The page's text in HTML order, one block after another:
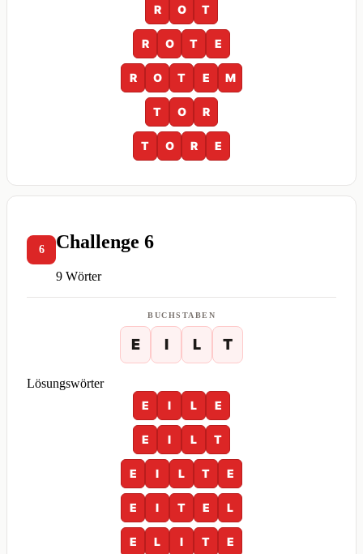
R O T
R O T E
R O T E M
T O R
T O R E
6 Challenge 6
9 Wörter
BUCHSTABEN
E I L T
Lösungswörter
E
I L E
E I L T
E I L T E
E I T E L
E L I T E